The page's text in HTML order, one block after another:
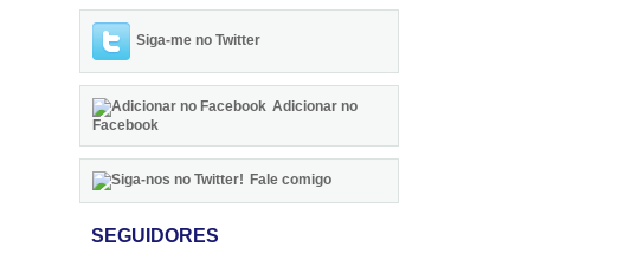
Siga-me no Twitter
Adicionar no
Facebook
Fale comigo
SEGUIDORES